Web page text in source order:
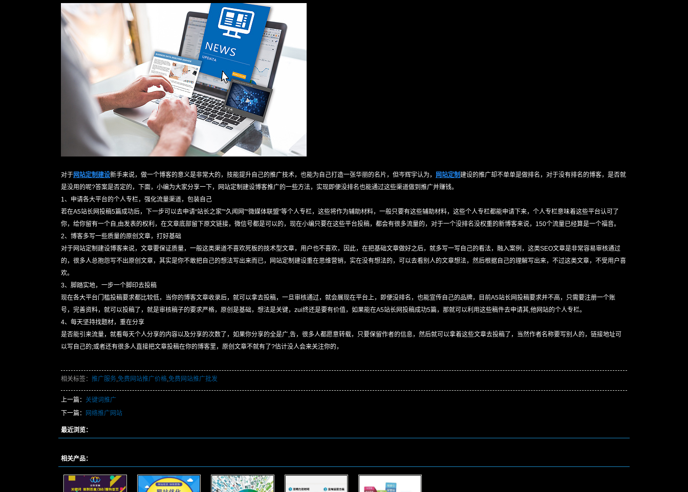
对于网站定制建设新手来说，做一个博客的意义是非常大的，技能提升自己的推广技术，也能为自己打造一张华丽的名片，但岑辉宇认为， 网站定制建设的推广却不单单是做排名，对于没有排名的博客，是否就
是没用的呢?答案是否定的，下面，小编为大家分享一下，网站定制建设博客推广的一些方法，实现即便没排名也能通过这些渠道做到推广并赚钱。
1、申请各大平台的个人专栏，强化流量渠道，包装自己
若在A5站长网投稿5篇成功后，下一步可以去申请“站长之家”“久闻网”“微媒体联盟”等个人专栏，这些将作为辅助材料，一般只要有这些辅助材料，这些个人专栏都能申请下来，个人专栏意味着这些平台认可了
你，给你留有一个自,由发表的权利，在文章底部留下原文链接，微信号都是可以的，现在小编只要在这些平台投稿，都会有很多流量的，对于一个没排名没权重的新博客来说，150个流量已经算是一个福音。
2、博客多写一些质量的原创文章，打好基础
对于网站定制建设博客来说，文章要保证质量，一般这类渠道不喜欢死板的技术型文章，用户也不喜欢，因此，在把基础文章做好之后，就多写一写自己的看法，融入案例，这类SEO文章是非常容易审核通过
的，很多人总抱怨写不出原创文章，其实是你不敢把自己的想法写出来而已，网站定制建设重在思维营销，实在没有想法的，可以去看别人的文章想法，然后根据自己的理解写出来，不过这类文章，不受用户喜
欢。
3、脚踏实地，一步一个脚印去投稿
现在各大平台门槛投稿要求都比较低，当你的博客文章收录后，就可以拿去投稿，一旦审核通过，就会展现在平台上，即便没排名，也能宣传自己的品牌，目前A5站长网投稿要求并不高，只需要注册一个账
号，完善资料，就可以投稿了，就是审核稿子的要求严格，原创是基础，想法是关键，zui终还是要有价值，如果能在A5站长网投稿成功5篇，那就可以利用这些稿件去申请其,他网站的个人专栏。
4、每天坚持找题材，重在分享
是否能引来流量，就看每天个人分享的内容以及分享的次数了，如果你分享的全是广,告，很多人都愿意转载，只要保留作者的信息，然后就可以拿着这些文章去投稿了，当然作者名称要写别人的，链接地址可
以写自己的;或者还有很多人直接把文章投稿在你的博客里，原创文章不就有了?估计没人会来关注你的，
相关标签： 推广服务,免费网站推广价格,免费网站推广批发
上一篇： 关键词推广
下一篇：
网络推广网站
最近浏览：
相关产品：